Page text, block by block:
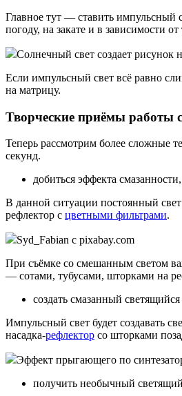
Главное тут — ставить импульсный
погоду, на закате и в зависимости
Солнечный свет создает рисунок
Если импульсный свет всё равно
на матрицу.
Творческие приёмы работы
Теперь рассмотрим более сложные
секунд.
добиться эффекта
В данной ситуации постоянный
рефлектор с цветными фильтрами.
Syd_Fabian с pixabay.com
При съёмке со смешанным светом
— сотами, тубусами, шторками на
создать смазанный
Импульсный свет будет создавать
насадка-рефлектор со шторками
Эффект прыгающего по
получить необычный